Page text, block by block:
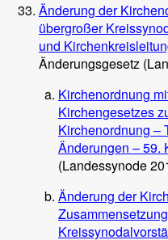
Änderung der
übergroßer
und
Änderungsgesetz
Kirchenordnung
Kirchengesetzes
Kirchenordnung –
Änderungen – 59.
(Landessynode
Änderung der